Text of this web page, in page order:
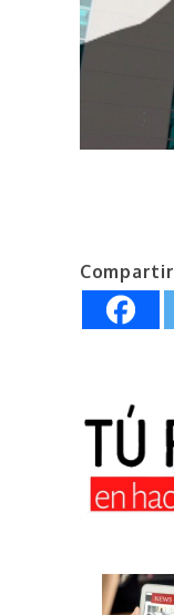
Compartir